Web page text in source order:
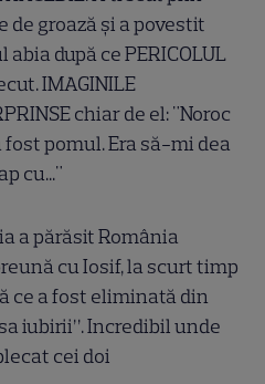
de groază și a povestit
abia după ce PERICOLUL
IMAGINILE
chiar de el: "Noroc
fost pomul. Era să-mi dea
cu..."
a părăsit România
cu Iosif, la scurt timp
ce a fost eliminată din
iubirii”. Incredibil unde
cei doi